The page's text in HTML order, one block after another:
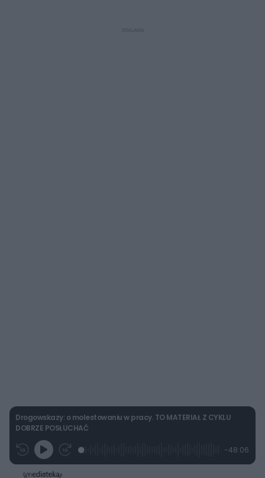
Drogowskazy: o molestowaniu w pracy. TO MATERIAŁ Z CYKLU
DOBRZE POSŁUCHAĆ
G
P
z
e
z
L
o
a
P
o
-48:06